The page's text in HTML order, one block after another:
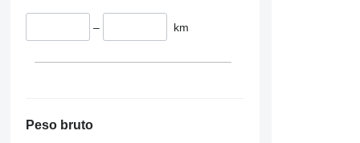
– km
Peso bruto